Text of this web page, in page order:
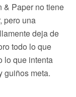
& Paper no tiene
pero una
deja de
todo lo que
lo que intenta
guiños meta.